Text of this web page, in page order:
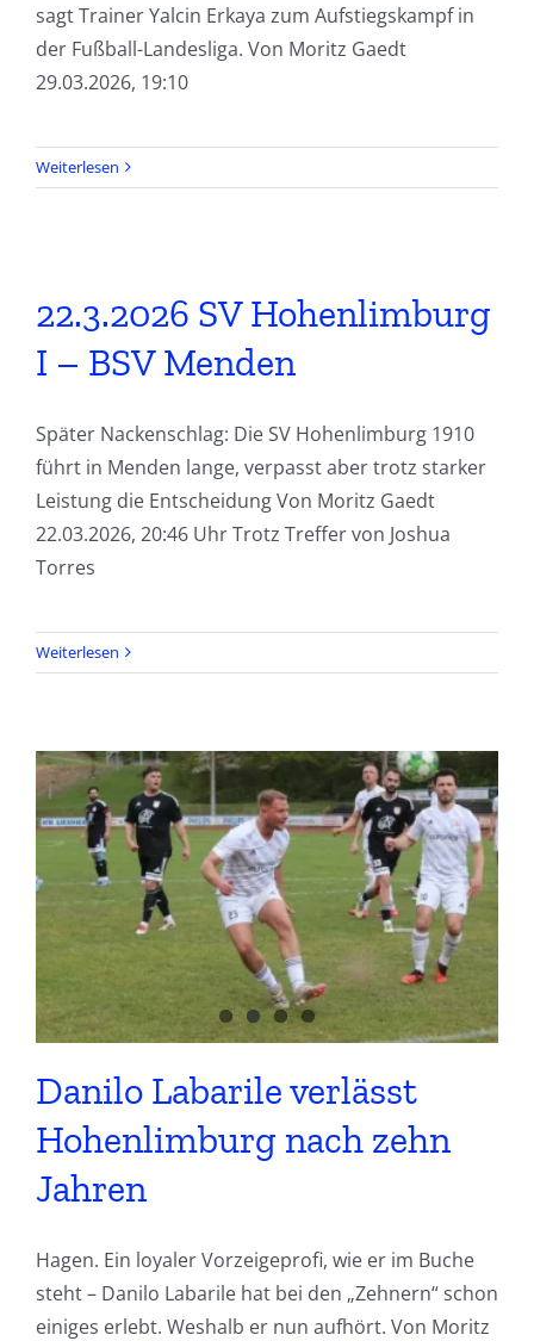
sagt Trainer Yalcin Erkaya zum Aufstiegskampf in
der Fußball-Landesliga. Von Moritz Gaedt
29.03.2026, 19:10
Weiterlesen
22.3.2026 SV Hohenlimburg
I – BSV Menden
Später Nackenschlag: Die SV Hohenlimburg 1910
führt in Menden lange, verpasst aber trotz starker
Leistung die Entscheidung Von Moritz Gaedt
22.03.2026, 20:46 Uhr Trotz Treffer von Joshua
Torres
Weiterlesen
Danilo Labarile verlässt
Hohenlimburg nach zehn
Jahren
Hagen. Ein loyaler Vorzeigeprofi, wie er im Buche
steht – Danilo Labarile hat bei den „Zehnern“ schon
einiges erlebt. Weshalb er nun aufhört. Von Moritz